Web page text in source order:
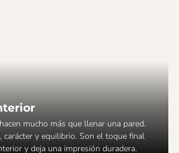
mucho más que llenar una pared.
carácter y equilibrio. Son el toque final
y deja una impresión duradera.